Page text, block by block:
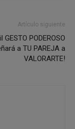
Artículo siguiente
GESTO PODEROSO
a TU PAREJA a
VALORARTE!